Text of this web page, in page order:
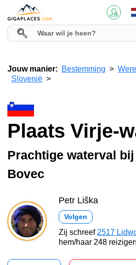
Jouw manier: Bestemming
Slovenië
Plaats Virje-
Prachtige waterval
Bovec
Petr Liška
Volgen
Zij schreef 2517
hem/haar 248